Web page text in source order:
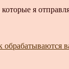
я
обрабатываются